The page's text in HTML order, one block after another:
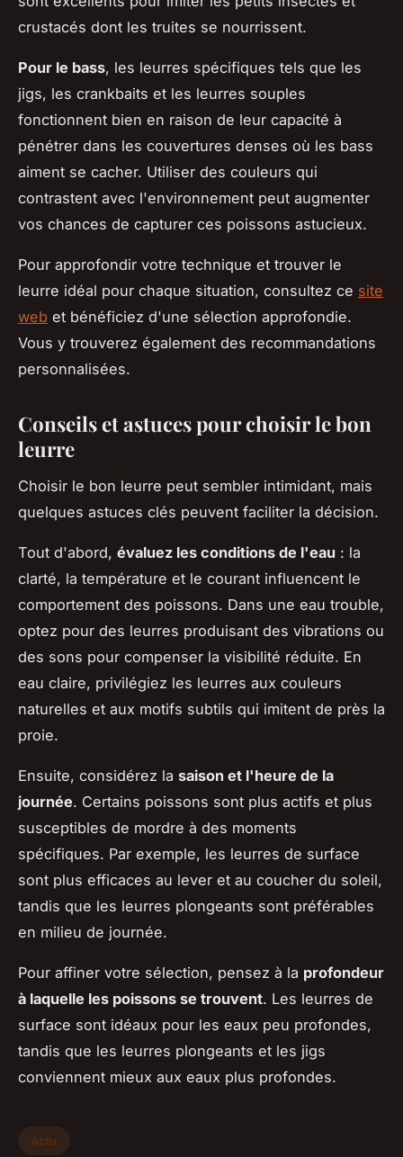
crustacés dont les truites se nourrissent.
Pour le bass, les leurres spécifiques tels que les
jigs, les crankbaits et les leurres souples
fonctionnent bien en raison de leur capacité à
pénétrer dans les couvertures denses où les bass
aiment se cacher. Utiliser des couleurs qui
contrastent avec l'environnement peut augmenter
vos chances de capturer ces poissons astucieux.
Pour approfondir votre technique et trouver le
leurre idéal pour chaque situation, consultez ce site
web et bénéficiez d'une sélection approfondie.
Vous y trouverez également des recommandations
personnalisées.
Conseils et astuces pour choisir le bon
leurre
Choisir le bon leurre peut sembler intimidant, mais
quelques astuces clés peuvent faciliter la décision.
Tout d'abord, évaluez les conditions de l'eau : la
clarté, la température et le courant influencent le
comportement des poissons. Dans une eau trouble,
optez pour des leurres produisant des vibrations ou
des sons pour compenser la visibilité réduite. En
eau claire, privilégiez les leurres aux couleurs
naturelles et aux motifs subtils qui imitent de près la
proie.
Ensuite, considérez la saison et l'heure de la
journée. Certains poissons sont plus actifs et plus
susceptibles de mordre à des moments
spécifiques. Par exemple, les leurres de surface
sont plus efficaces au lever et au coucher du soleil,
tandis que les leurres plongeants sont préférables
en milieu de journée.
Pour affiner votre sélection, pensez à la profondeur
à laquelle les poissons se trouvent. Les leurres de
surface sont idéaux pour les eaux peu profondes,
tandis que les leurres plongeants et les jigs
conviennent mieux aux eaux plus profondes.
Actu